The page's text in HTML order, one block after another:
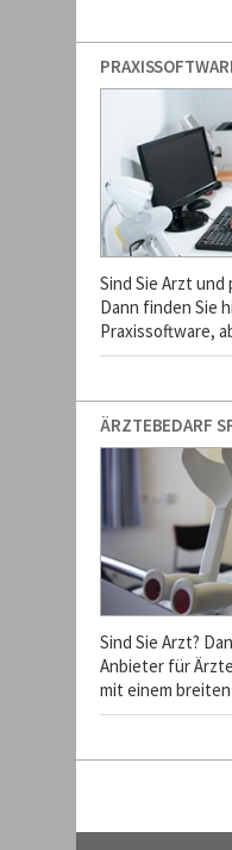
Sind Sie Arzt und
Dann finden Sie
Praxissoftware,
ÄRZTEBEDARF
Sind Sie Arzt?
Anbieter für
mit einem